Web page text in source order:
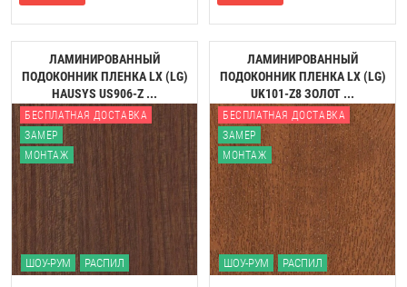
ЛАМИНИРОВАННЫЙ
ПОДОКОННИК ПЛЕНКА LX (LG)
HAUSYS US906-Z ...
БЕСПЛАТНАЯ ДОСТАВКА
ЗАМЕР
МОНТАЖ
ШОУ-РУМ РАСПИЛ
ЛАМИНИРОВАННЫЙ
ПОДОКОННИК ПЛЕНКА LX (LG)
UK101-Z8 ЗОЛОТ ...
БЕСПЛАТНАЯ ДОСТАВКА
ЗАМЕР
МОНТАЖ
ШОУ-РУМ РАСПИЛ